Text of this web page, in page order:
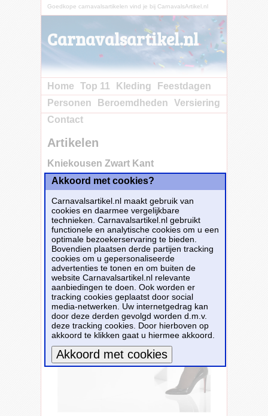
Goedkope carnavalsartikelen vind je bij CarnavalsArtikel.nl
Carnavalsartikel.nl
Home Top 11 Kleding
Feestdagen
Personen
Beroemdheden
Versiering
Contact
Artikelen
Kniekousen Zwart Kant
Akkoord met cookies?
Carnavalsartikel.nl maakt gebruik van
cookies en daarmee vergelijkbare
technieken. Carnavalsartikel.nl gebruikt
functionele en analytische cookies om u een
optimale bezoekerservaring te bieden.
Bovendien plaatsen derde partijen tracking
cookies om u gepersonaliseerde
advertenties te tonen en om buiten de
website Carnavalsartikel.nl relevante
aanbiedingen te doen. Ook worden er
tracking cookies geplaatst door social
media-netwerken. Uw internetgedrag kan
door deze derden gevolgd worden d.m.v.
deze tracking cookies. Door hierboven op
akkoord te klikken gaat u hiermee akkoord.